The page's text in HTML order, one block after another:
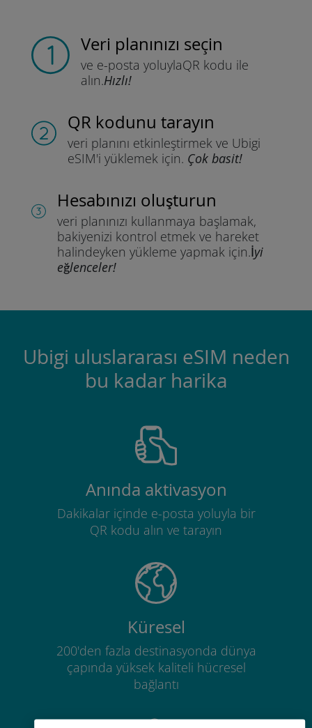
Veri planınızı seçin
ve e-posta yoluylaQR kodu ile
alın.Hızlı!
QR kodunu tarayın
veri planını etkinleştirmek ve Ubigi
eSIM'i yüklemek için. Çok basit!
Hesabınızı oluşturun
veri planınızı kullanmaya başlamak,
bakiyenizi kontrol etmek ve hareket
halindeyken yükleme yapmak için.İyi
eğlenceler!
Ubigi uluslararası eSIM neden
bu kadar harika
Anında aktivasyon
Dakikalar içinde e-posta yoluyla bir
QR kodu alın ve tarayın
Küresel
200'den fazla destinasyonda dünya
çapında yüksek kaliteli hücresel
bağlantı